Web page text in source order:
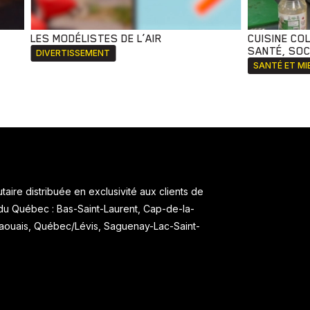
LES MODÉLISTES DE L’AIR
DIVERTISSEMENT
CUISINE
SANTÉ,
SANTÉ ET
distribuée en exclusivité aux clients de
Québec : Bas-Saint-Laurent, Cap-de-la-
Québec/Lévis, Saguenay-Lac-Saint-